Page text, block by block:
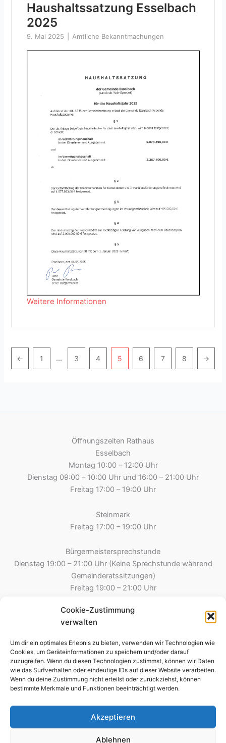
Cookie-Zustimmung
verwalten
Um dir ein optimales Erlebnis zu bieten, verwenden wir Technologien wie
Cookies, um Geräteinformationen zu speichern und/oder darauf
zuzugreifen. Wenn du diesen Technologien zustimmst, können wir Daten
wie das Surfverhalten oder eindeutige IDs auf dieser Website verarbeiten.
Wenn du deine Zustimmung nicht erteilst oder zurückziehst, können
bestimmte Merkmale und Funktionen beeinträchtigt werden.
Akzeptieren
Ablehnen
Haushaltssatzung Esselbach
2025
9. Mai 2025 Amtliche Bekanntmachungen
Weitere Informationen
← 1 … 3 4 5 6 7 8 →
Öffnungszeiten Rathaus
Esselbach
Montag 10:00 – 12:00 Uhr
Dienstag 09:00 – 10:00 Uhr und 16:00 – 21:00 Uhr
Freitag 17:00 – 19:00 Uhr
Steinmark
Freitag 17:00 – 19:00 Uhr
Bürgermeistersprechstunde
Dienstag 19:00 – 21:00 Uhr (Keine Sprechstunde während
Gemeinderatssitzungen)
Freitag 19:00 – 21:00 Uhr
Gemeinde Esselbach
Hauptstraße 8
Tel.: 09394 – 2213
09394 – 8275 (Steinmark)
Fax: 09394-995790
E-Mail: kontakt@esselbach-online.de
Copyright © 2026 Gemeinde Esselbach